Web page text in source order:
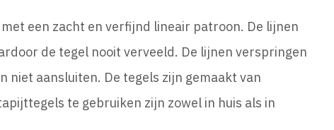
een zacht en verfijnd lineair patroon. De lijnen
de tegel nooit verveeld. De lijnen verspringen
niet aansluiten. De tegels zijn gemaakt van
te gebruiken zijn zowel in huis als in